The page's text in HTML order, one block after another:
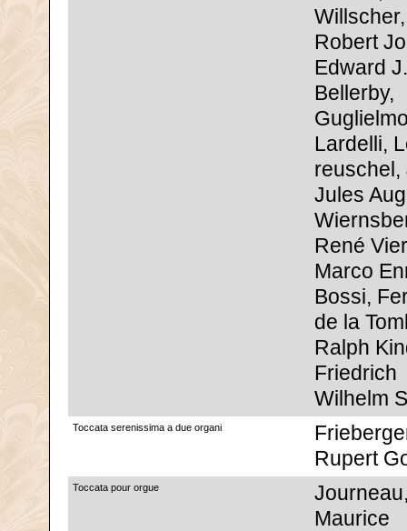
Willscher,
Robert
Edward J.
Bellerby,
Lardelli,
reuschel,
Jules
René
Marco
Bossi,
de la
Ralph
Friedrich
Wilhelm
Toccata serenissima a due organi
Rupert
Toccata pour orgue
Maurice